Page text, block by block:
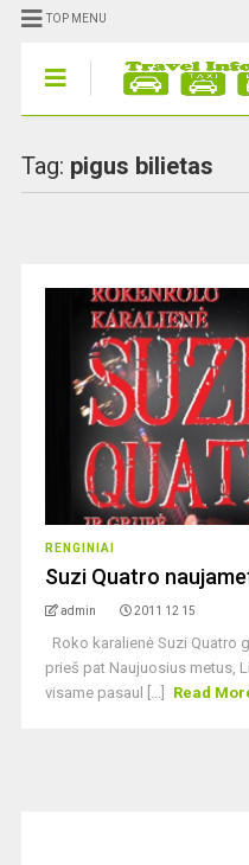
TOP MENU
Tag: pigus bilietas
RENGINIAI
Suzi Quatro
admin 2011 12 15
Roko karalienė Suzi Quatro
prieš pat Naujuosius metus,
visame pasaul [...]
Read